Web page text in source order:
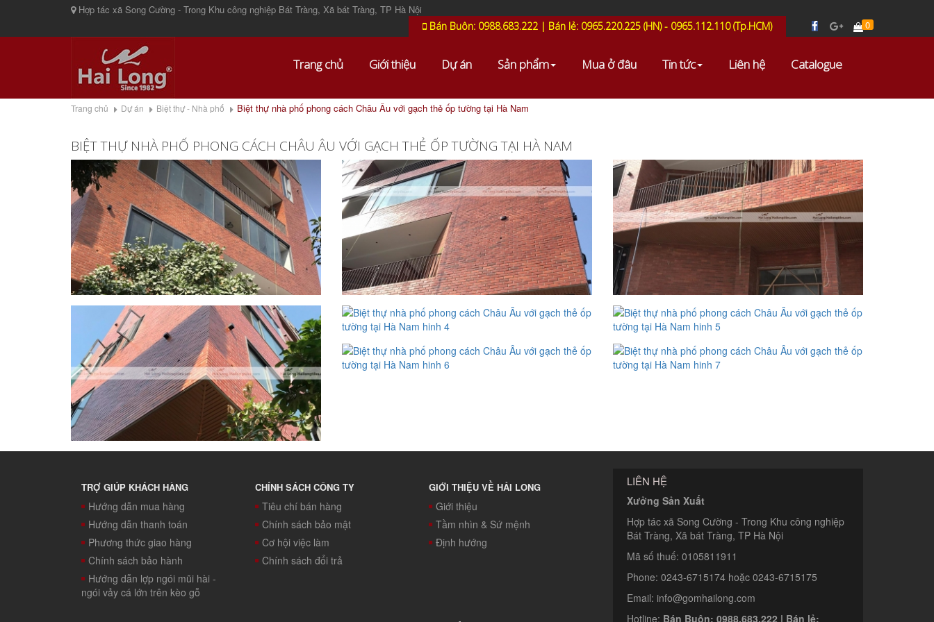
Hợp tác xã Song Cường - Trong Khu công nghiệp Bát Tràng, Xã bát Tràng, TP Hà Nội
Bán Buôn: 0988.683.222 | Bán lẻ: 0965.220.225 (HN) - 0965.112.110 (Tp.HCM)
0
Trang chủ Giới thiệu Dự án Sản phẩm Mua ở đâu Tin tức Liên hệ Catalogue
Trang chủ Dự án Biệt thự - Nhà phố Biệt thự nhà phố phong cách Châu Âu với gạch thẻ ốp tường tại Hà Nam
BIỆT THỰ NHÀ PHỐ PHONG CÁCH CHÂU ÂU VỚI GẠCH THẺ ỐP TƯỜNG TẠI HÀ NAM
TRỢ GIÚP KHÁCH HÀNG
Hướng dẫn mua hàng
Hướng dẫn thanh toán
Phương thức giao hàng
Chính sách bảo hành
Hướng dẫn lợp ngói mũi hài -
ngói vảy cá lớn trên kèo gỗ
CHÍNH SÁCH CÔNG TY
Tiêu chí bán hàng
Chính sách bảo mật
Cơ hội việc làm
Chính sách đổi trả
GIỚI THIỆU VỀ HẢI LONG
Giới thiệu
Tầm nhìn & Sứ mệnh
Định hướng
LIÊN HỆ
Xưởng Sản Xuất
Hợp tác xã Song Cường - Trong Khu công nghiệp
Bát Tràng, Xã bát Tràng, TP Hà Nội
Mã số thuế: 0105811911
Phone: 0243-6715174 hoặc 0243-6715175
Email: info@gomhailong.com
Hotline: Bán Buôn: 0988.683.222 | Bán lẻ: